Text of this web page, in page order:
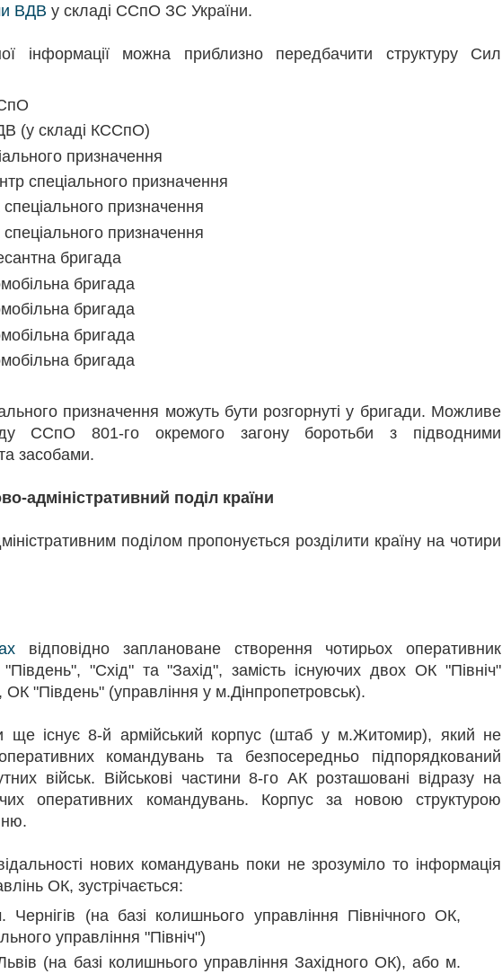
ВДВ у складі ССпО ЗС України.
інформації можна приблизно передбачити структуру Сил
(у складі КССпО)
призначення
спеціального призначення
призначення
призначення
бригада
бригада
бригада
бригада
бригада
призначення можуть бути розгорнуті у бригади. Можливе
ССпО 801-го окремого загону боротьби з підводними
засобами.
адміністративний поділ країни
поділом пропонується розділити країну на чотири
відповідно заплановане створення чотирьох оперативник
"Південь", "Схід" та "Захід", замість існуючих двох ОК "Північ"
ОК "Південь" (управління у м.Дінпропетровськ).
ще існує 8-й армійський корпус (штаб у м.Житомир), який не
командувань та безпосередньо підпорядкований
військ. Військові частини 8-го АК розташовані відразу на
оперативних командувань. Корпус за новою структурою
нових командувань поки не зрозуміло то інформація
ОК, зустрічається:
Чернігів (на базі колишнього управління Північного ОК,
управління "Північ")
(на базі колишнього управління Західного ОК), або м.